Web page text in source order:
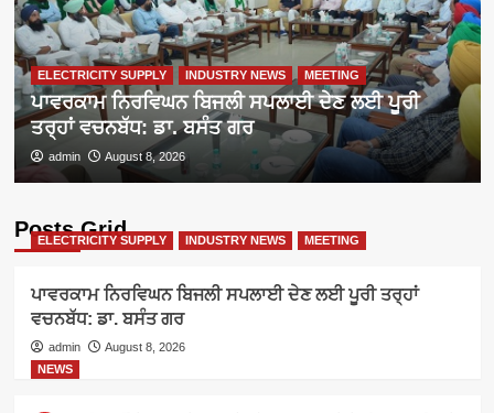
ELECTRICITY SUPPLY INDUSTRY NEWS MEETING
ਪਾਵਰਕਾਮ ਨਿਰਵਿਘਨ ਬਿਜਲੀ ਸਪਲਾਈ ਦੇਣ ਲਈ ਪੂਰੀ
ਤਰ੍ਹਾਂ ਵਚਨਬੱਧ: ਡਾ. ਬਸੰਤ ਗਰ
admin August 8, 2026
Posts Grid
ELECTRICITY SUPPLY INDUSTRY NEWS MEETING
ਪਾਵਰਕਾਮ ਨਿਰਵਿਘਨ ਬਿਜਲੀ ਸਪਲਾਈ ਦੇਣ ਲਈ ਪੂਰੀ ਤਰ੍ਹਾਂ
ਵਚਨਬੱਧ: ਡਾ. ਬਸੰਤ ਗਰ
admin
August 8, 2026
NEWS